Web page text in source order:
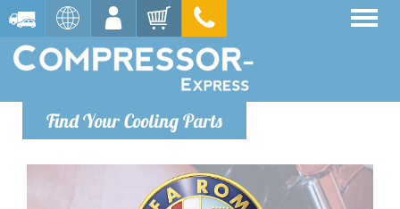
Find Your Cooling Parts